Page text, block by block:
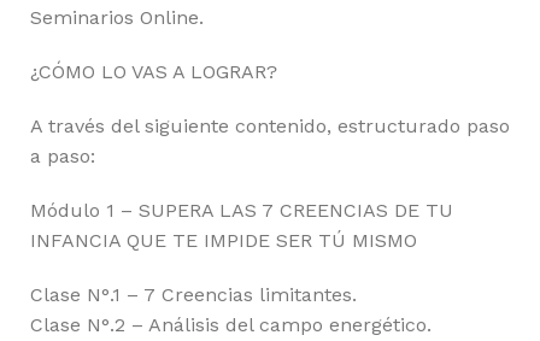
Seminarios Online.
¿CÓMO LO VAS A LOGRAR?
A través del siguiente contenido, estructurado paso
a paso:
Módulo 1 – SUPERA LAS 7 CREENCIAS DE TU
INFANCIA QUE TE IMPIDE SER TÚ MISMO
Clase N°.1 – 7 Creencias limitantes.
Clase N°.2 – Análisis del campo energético.